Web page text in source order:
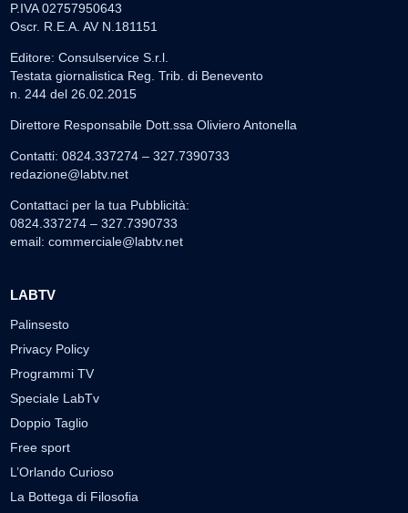
P.IVA 02757950643
Oscr. R.E.A. AV N.181151
Editore: Consulservice S.r.l.
Testata giornalistica Reg. Trib. di Benevento
n. 244 del 26.02.2015
Direttore Responsabile Dott.ssa Oliviero Antonella
Contatti: 0824.337274 – 327.7390733
redazione@labtv.net
Contattaci per la tua Pubblicità:
0824.337274 – 327.7390733
email: commerciale@labtv.net
LABTV
Palinsesto
Privacy Policy
Programmi TV
Speciale LabTv
Doppio Taglio
Free sport
L’Orlando Curioso
La Bottega di Filosofia